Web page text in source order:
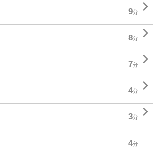
9分 
8分 
7分 
4分 
3分 
4分